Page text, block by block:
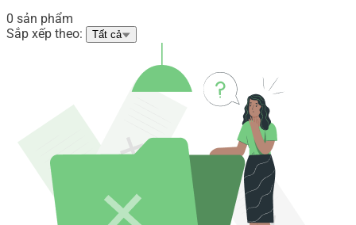
0 sản phẩm
Sắp xếp theo:
Tất cả